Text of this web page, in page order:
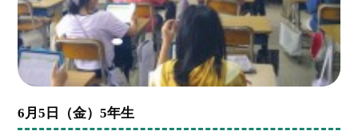
6月5日（金）5年生